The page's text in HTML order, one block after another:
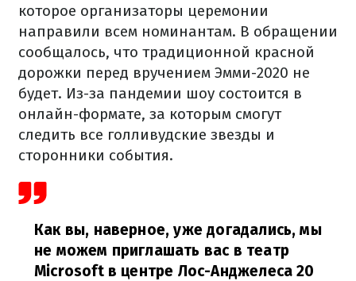
которое организаторы церемонии
направили всем номинантам. В обращении
сообщалось, что традиционной красной
дорожки перед вручением Эмми-2020 не
будет. Из-за пандемии шоу состоится в
онлайн-формате, за которым смогут
следить все голливудские звезды и
сторонники события.
Как вы, наверное, уже догадались, мы
не можем приглашать вас в театр
Microsoft в центре Лос-Анджелеса 20